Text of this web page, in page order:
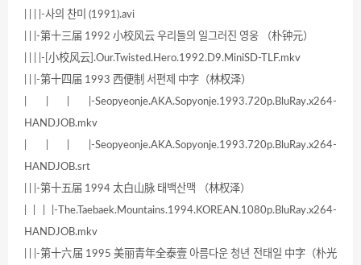
| | | |-사의 찬미 (1991).avi
| | |-第十三届 1992 小校风云 우리들의 일그러진 영웅 （朴钟元）
| | | |-[小校风云].Our.Twisted.Hero.1992.D9.MiniSD-TLF.mkv
| | |-第十四届 1993 西便制 서편제 中字（林权泽）
| | | |-Seopyeonje.AKA.Sopyonje.1993.720p.BluRay.x264-
HANDJOB.mkv
| | | |-Seopyeonje.AKA.Sopyonje.1993.720p.BluRay.x264-
HANDJOB.srt
| | |-第十五届 1994 太白山脉 태백산맥 （林权泽）
| | | |-The.Taebaek.Mountains.1994.KOREAN.1080p.BluRay.x264-
HANDJOB.mkv
| | |-第十六届 1995 美丽青年全泰壹 아름다운 청년 전태일 中字（朴光